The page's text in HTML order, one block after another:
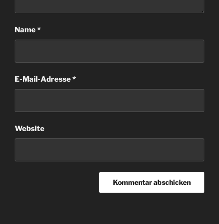
Name*
E-Mail-Adresse*
Website